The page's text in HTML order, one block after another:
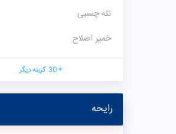
تله چسبی
خمیر اصلاح
30 گزینه دیگر
رایحه